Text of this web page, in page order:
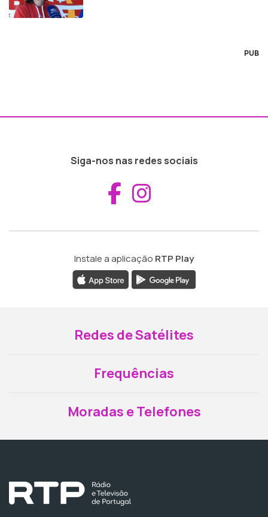
PUB
Siga-nos nas redes sociais
Aceder ao
Instale a aplicação RTP Play
Redes de Satélites
Frequências
Moradas e Telefones